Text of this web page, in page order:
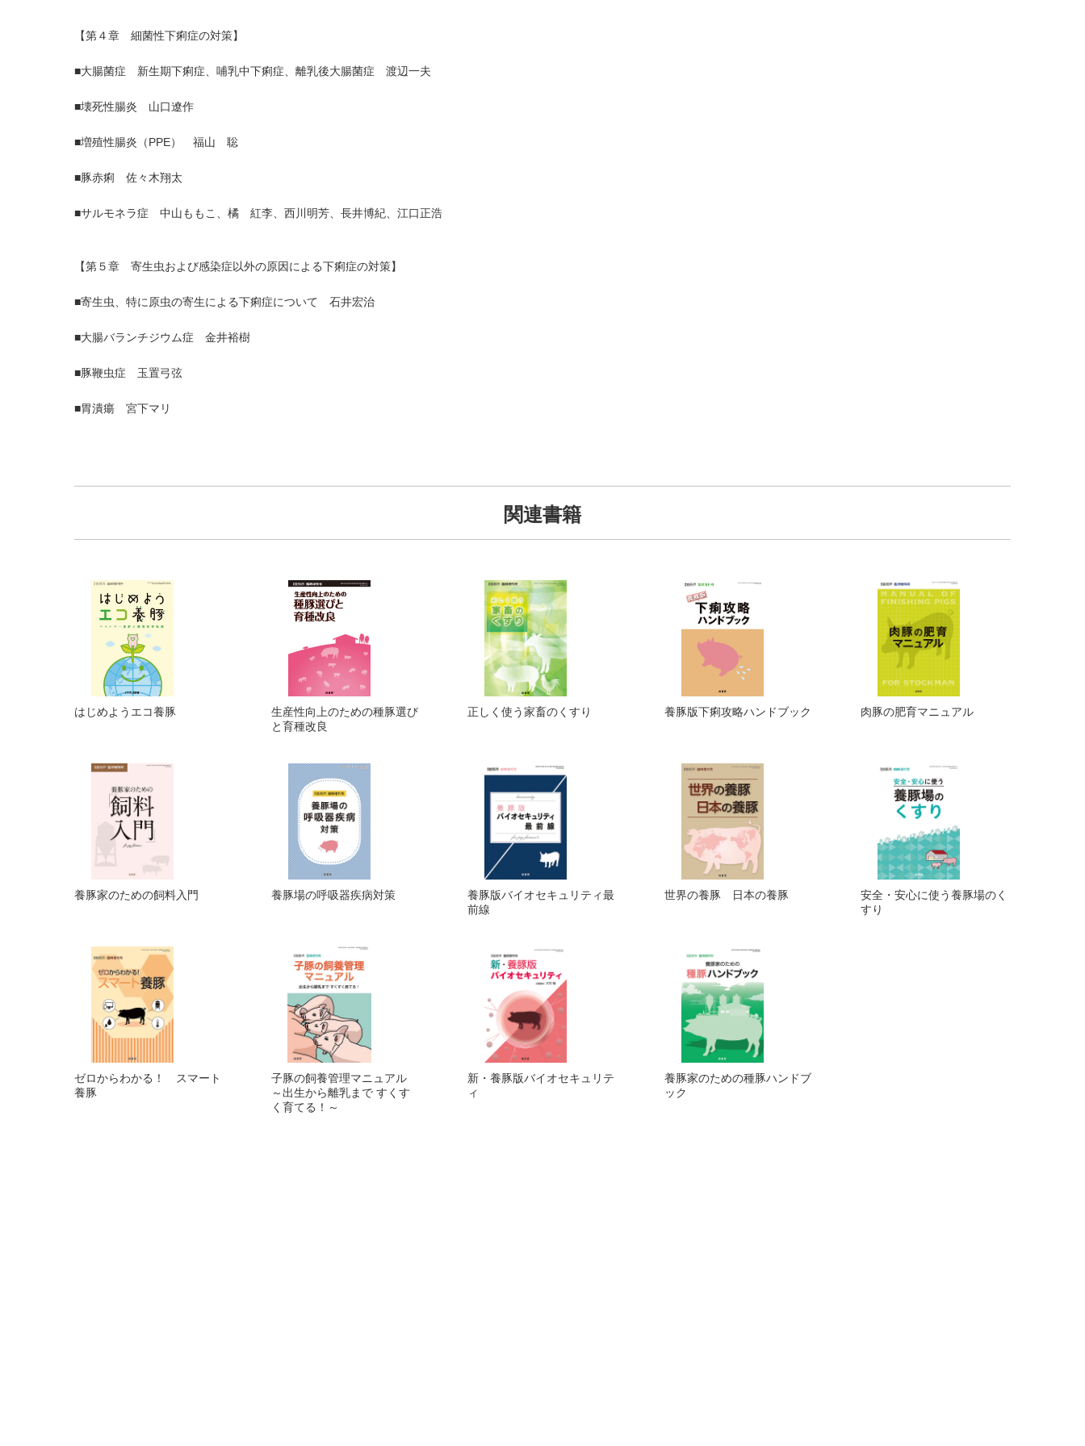
【第４章 細菌性下痢症の対策】
■大腸菌症 新生期下痢症、哺乳中下痢症、離乳後大腸菌症 渡辺一夫
■壊死性腸炎 山口遼作
■増殖性腸炎（PPE） 福山 聡
■豚赤痢 佐々木翔太
■サルモネラ症 中山ももこ、橘 紅李、西川明芳、長井博紀、江口正浩
【第５章 寄生虫および感染症以外の原因による下痢症の対策】
■寄生虫、特に原虫の寄生による下痢症について 石井宏治
■大腸バランチジウム症 金井裕樹
■豚鞭虫症 玉置弓弦
■胃潰瘍 宮下マリ
関連書籍
はじめようエコ養豚
生産性向上のための種豚選び
と育種改良
正しく使う家畜のくすり 養豚版下痢攻略ハンドブック 肉豚の肥育マニュアル
養豚家のための飼料入門 養豚場の呼吸器疾病対策
養豚版バイオセキュリティ最
前線
世界の養豚 日本の養豚
安全・安心に使う養豚場のく
すり
ゼロからわかる！ スマート
養豚
子豚の飼養管理マニュアル
～出生から離乳まで すくす
く育てる！～
新・養豚版バイオセキュリテ
ィ
養豚家のための種豚ハンドブ
ック